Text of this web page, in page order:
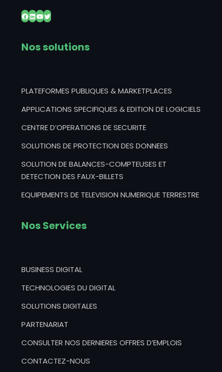
Facebook
LinkedIn
YouTube
Twitter
Nos solutions
PLATEFORMES PUBLIQUES & MARKETPLACES
APPLICATIONS SPECIFIQUES & EDITION DE LOGICIELS
CENTRE D’OPERATIONS DE SECURITE
SOLUTIONS DE PROTECTION DES DONNEES
SOLUTION DE BALANCES-COMPTEUSES ET
DETECTION DES FAUX-BILLETS
EQUIPEMENTS DE TELEVISION NUMERIQUE TERRESTRE
Nos Services
BUSINESS DIGITAL
TECHNOLOGIES DU DIGITAL
SOLUTIONS DIGITALES
PARTENARIAT
CONSULTER NOS DERNIERES OFFRES D’EMPLOIS
CONTACTEZ-NOUS